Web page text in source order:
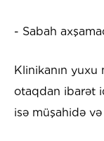
- Sabah
Klinikanın yuxu
otaqdan ibarət
isə müşahidə